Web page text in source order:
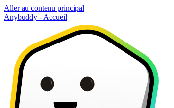
Aller au contenu principal
Anybuddy - Accueil